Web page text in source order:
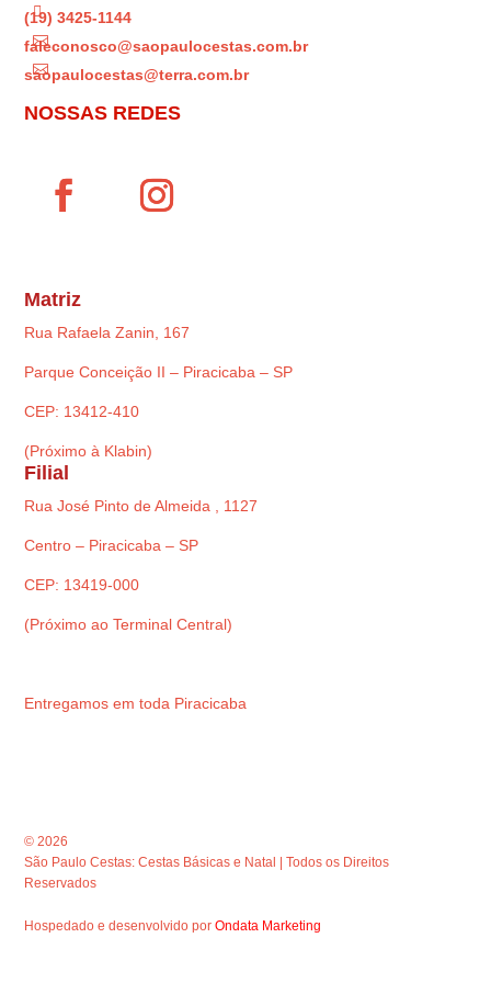

(19) 3425-1144

faleconosco@saopaulocestas.com.br

saopaulocestas@terra.com.br
NOSSAS REDES
Matriz
Rua Rafaela Zanin, 167
Parque Conceição II – Piracicaba – SP
CEP: 13412-410
(Próximo à Klabin)
Filial
Rua José Pinto de Almeida , 1127
Centro – Piracicaba – SP
CEP: 13419-000
(Próximo ao Terminal Central)
Entregamos em toda Piracicaba
© 2026
São Paulo Cestas: Cestas Básicas e Natal | Todos os Direitos
Reservados
Hospedado e desenvolvido porOndata Marketing